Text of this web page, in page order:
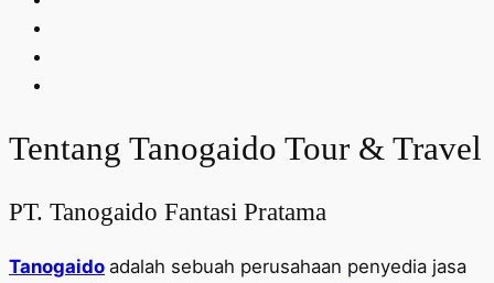
Tentang Tanogaido Tour & Travel
PT. Tanogaido Fantasi Pratama
Tanogaido adalah sebuah perusahaan penyedia jasa